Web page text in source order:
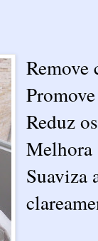
Remove
Reduz
Melhora
Suaviza